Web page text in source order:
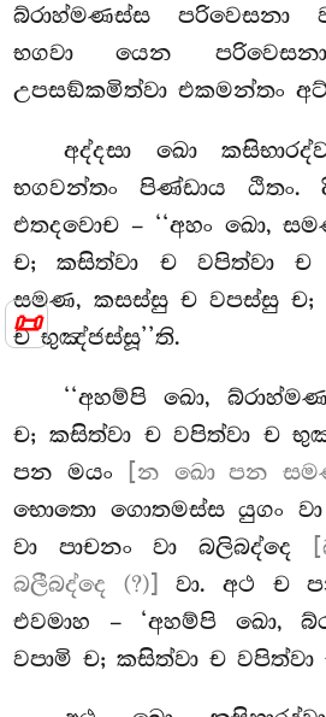
📜
බ්රාහ්මණස්ස
භගවා යෙන
උපසඞ්කමිත්වා එකමන්තං
අද්දසා ඛො
භගවන්තං පිණ්ඩාය ඨිතං.
එතදවොච – ‘‘අහං ඛො,
ච; කසිත්වා ච වපිත්වා ච
සමණ, කසස්සු ච වපස්සු ච;
ච භුඤ්ජස්සූ’’ති.
‘‘අහම්පි ඛො,
ච; කසිත්වා ච වපිත්වා ච
පන මයං
[න ඛො පන
භොතො ගොතමස්ස යුගං වා
වා පාචනං වා බලිබද්දෙ
බලීබද්දෙ (?)]
වා. අථ ච
එවමාහ – ‘අහම්පි ඛො,
වපාමිච; කසිත්වා ච වපිත්වා